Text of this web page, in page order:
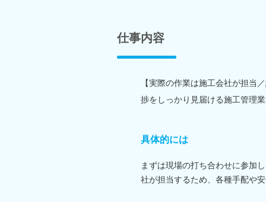
仕事内容
【実際の作業は施工会社が担当
捗をしっかり見届ける施工管理
具体的には
まずは現場の打ち合わせに参加
社が担当するため、各種手配や